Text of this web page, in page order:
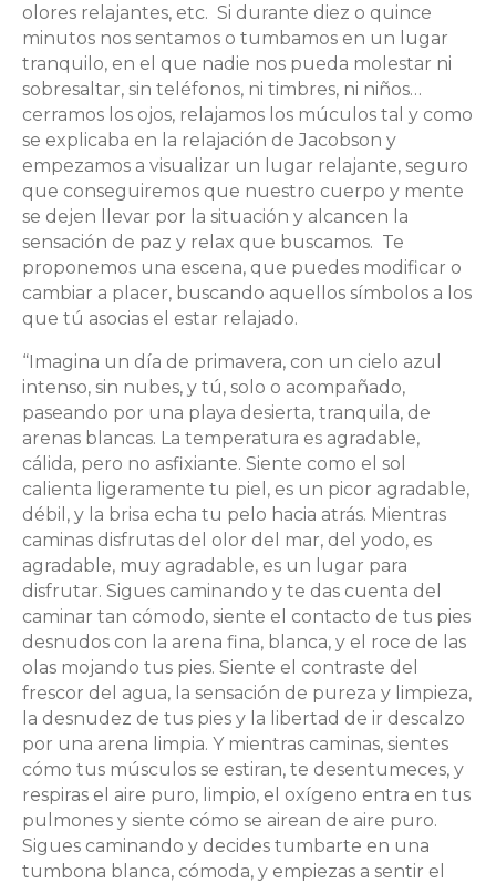
olores relajantes, etc. Si durante diez o quince
minutos nos sentamos o tumbamos en un lugar
tranquilo, en el que nadie nos pueda molestar ni
sobresaltar, sin teléfonos, ni timbres, ni niños…
cerramos los ojos, relajamos los múculos tal y como
se explicaba en la relajación de Jacobson y
empezamos a visualizar un lugar relajante, seguro
que conseguiremos que nuestro cuerpo y mente
se dejen llevar por la situación y alcancen la
sensación de paz y relax que buscamos. Te
proponemos una escena, que puedes modificar o
cambiar a placer, buscando aquellos símbolos a los
que tú asocias el estar relajado.
“Imagina un día de primavera, con un cielo azul
intenso, sin nubes, y tú, solo o acompañado,
paseando por una playa desierta, tranquila, de
arenas blancas. La temperatura es agradable,
cálida, pero no asfixiante. Siente como el sol
calienta ligeramente tu piel, es un picor agradable,
débil, y la brisa echa tu pelo hacia atrás. Mientras
caminas disfrutas del olor del mar, del yodo, es
agradable, muy agradable, es un lugar para
disfrutar. Sigues caminando y te das cuenta del
caminar tan cómodo, siente el contacto de tus pies
desnudos con la arena fina, blanca, y el roce de las
olas mojando tus pies. Siente el contraste del
frescor del agua, la sensación de pureza y limpieza,
la desnudez de tus pies y la libertad de ir descalzo
por una arena limpia. Y mientras caminas, sientes
cómo tus músculos se estiran, te desentumeces, y
respiras el aire puro, limpio, el oxígeno entra en tus
pulmones y siente cómo se airean de aire puro.
Sigues caminando y decides tumbarte en una
tumbona blanca, cómoda, y empiezas a sentir el